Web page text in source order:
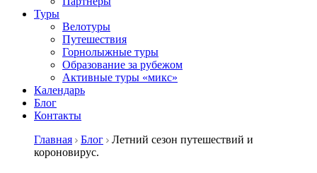
Туры
Велотуры
Путешествия
Горнолыжные туры
Образование за рубежом
Активные туры «микс»
Календарь
Блог
Контакты
Главная
Блог
Летний сезон путешествий и
короновирус.